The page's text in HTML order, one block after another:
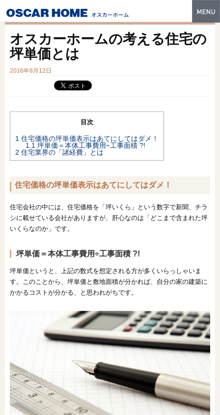
イベント・モデルハウス
商品ラインナップ
フォトギャラリー
土地情報
オスカーホームの考える住宅の
坪単価とは
2016年8月12日
目次
1 住宅価格の坪単価表示はあてにしてはダメ！
1.1 坪単価＝本体工事費用÷工事面積 ?!
2 住宅業界の「諸経費」とは
住宅価格の坪単価表示はあてにしてはダメ！
住宅会社の中には、住宅価格を「坪いくら」という数字で新聞、チラ
シに載せている会社がありますが、肝心なのは「どこまで含まれた坪
いくらなのか」です。
坪単価＝本体工事費用÷工事面積 ?!
坪単価というと、上記の数式を想定される方が多くいらっしゃいま
す。このことから、坪単価と敷地面積が分かれば、自分の家の建築に
かかるコストが分かる、と思われがちです。